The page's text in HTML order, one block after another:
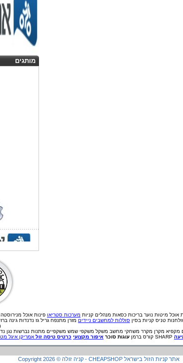
מותגים
אוכל מיטות נוער בריכות כסאות מנהלים קניות מערכות סטריאו פינות אוכל מנירוסטה
טניס קניות בסין סוללות למחשבים ניידים מזרן מתנפח גריל גז נדנדות גינה
מקפיא מקרן מקרר משחקי מחשב משקל משקפי שמש משקפיים מתנות נברשות נגן
עוגות סוכר איפור מקצועי כרטיס טיסה זול אמריקן איגל
Copyright 2026 © קניה זולה - CHEAPSHOP אתר קניות הזול בישראל